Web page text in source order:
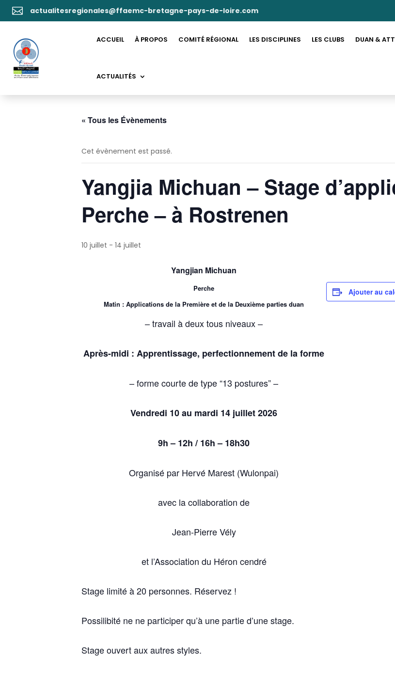
 actualitesregionales@ffaemc-bretagne-pays-de-loire.com
ACCUEIL À PROPOS COMITÉ RÉGIONAL LES DISCIPLINES LES CLUBS DUAN & ATT
ACTUALITÉS
« Tous les Évènements
Cet évènement est passé.
Yangjia Michuan – Stage
Perche – à Rostrenen
10 juillet - 14 juillet
Yangjian Michuan
Perche
Matin : Applications de la Première et de la Deuxième parties duan
– travail à deux tous niveaux –
Après-midi : Apprentissage, perfectionnement de la forme
– forme courte de type “13 postures” –
Vendredi 10 au mardi 14 juillet 2026
9h – 12h / 16h – 18h30
Organisé par Hervé Marest (Wulonpai)
avec la collaboration de
Jean-Pierre Vély
et l’Association du Héron cendré
Stage limité à 20 personnes. Réservez !
Possilibité ne ne participer qu’à une partie d’une stage.
Stage ouvert aux autres styles.
Ajouter au